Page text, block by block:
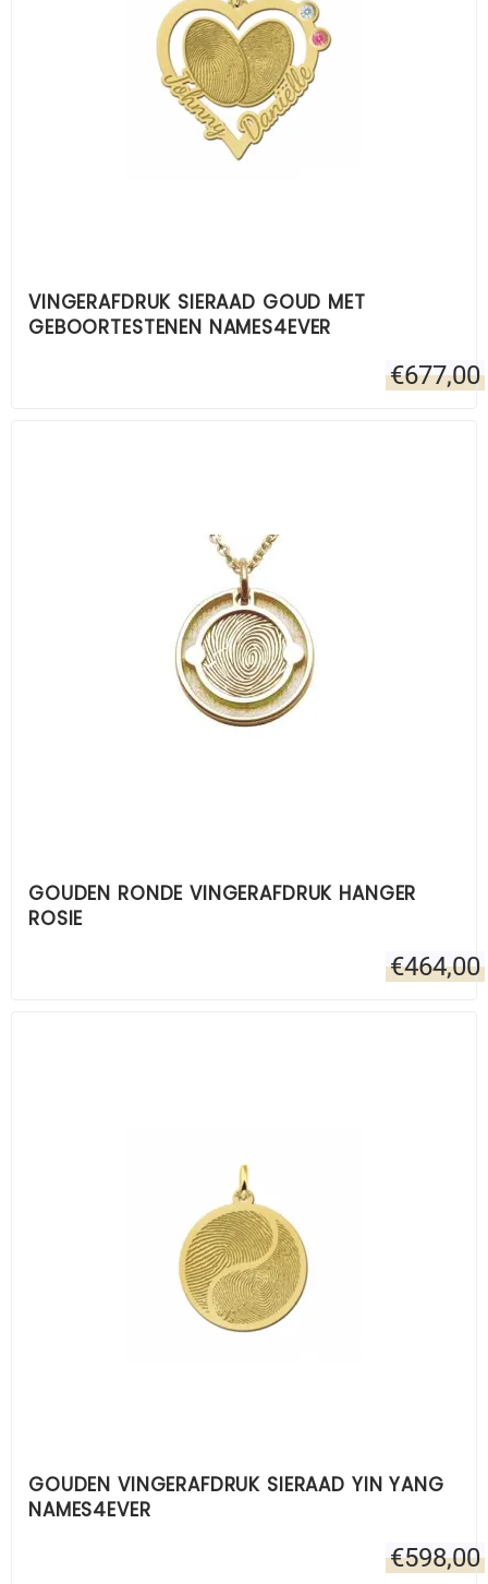
VINGERAFDRUK SIERAAD GOUD MET
GEBOORTESTENEN NAMES4EVER
€677,00
GOUDEN RONDE VINGERAFDRUK HANGER
ROSIE
€464,00
GOUDEN VINGERAFDRUK SIERAAD YIN YANG
NAMES4EVER
€598,00